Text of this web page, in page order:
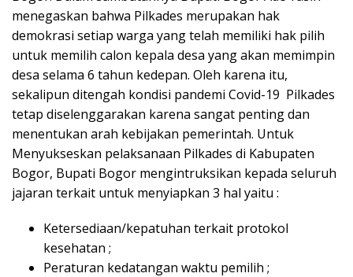
menegaskan bahwa Pilkades merupakan hak
demokrasi setiap warga yang telah memiliki hak pilih
untuk memilih calon kepala desa yang akan memimpin
desa selama 6 tahun kedepan. Oleh karena itu,
sekalipun ditengah kondisi pandemi Covid-19 Pilkades
tetap diselenggarakan karena sangat penting dan
menentukan arah kebijakan pemerintah. Untuk
Menyukseskan pelaksanaan Pilkades di Kabupaten
Bogor, Bupati Bogor mengintruksikan kepada seluruh
jajaran terkait untuk menyiapkan 3 hal yaitu :
Ketersediaan/kepatuhan terkait protokol
kesehatan ;
Peraturan kedatangan waktu pemilih ;